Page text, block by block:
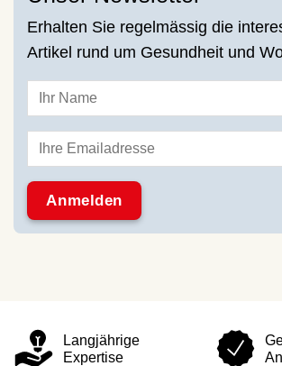
Erhalten Sie regelmässig die
Artikel rund um Gesundheit und
Langjährige
Expertise